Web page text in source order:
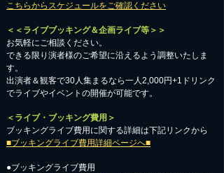
こちらからスケジュールをご確認ください
＜＜ライブブッキング＆企画ライブ等＞＞
お気軽にご相談ください。​
​できる限り演者様のご希望に沿えるよう調整いたしま
す。
出演者＆観客で30人集まるなら一人2,000円+1ドリンク
でライブやイベントの開催が可能です。
＜ライブ・ブッキング費用＞
ブッキングライブ費用に関する詳細は下記リンクから
■ブッキングライブ費用詳細ページへ■
●ブッキングライブ費用